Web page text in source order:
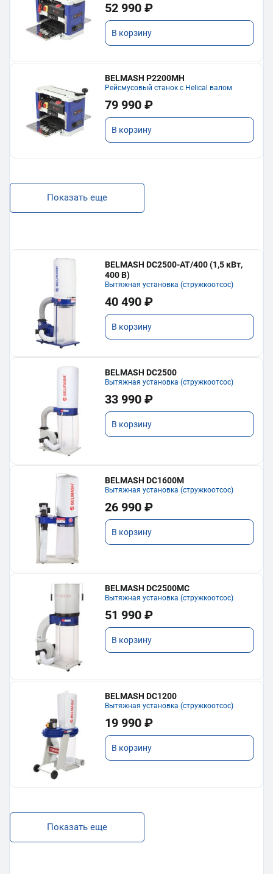
52 990 ₽
В корзину
BELMASH P2200MH
Рейсмусовый станок с Helical валом
79 990 ₽
В корзину
Показать еще
BELMASH DC2500-AT/400 (1,5 кВт,
400 В)
Вытяжная установка (стружкоотсос)
40 490 ₽
В корзину
BELMASH DC2500
Вытяжная установка (стружкоотсос)
33 990 ₽
В корзину
BELMASH DC1600M
Вытяжная установка (стружкоотсос)
26 990 ₽
В корзину
BELMASH DC2500MC
Вытяжная установка (стружкоотсос)
51 990 ₽
В корзину
BELMASH DC1200
Вытяжная установка (стружкоотсос)
19 990 ₽
В корзину
Показать еще